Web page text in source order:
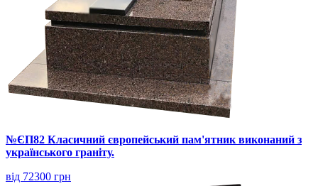
№ЄП82 Класичний європейський пам'ятник виконаний з
українського граніту.
від 72300 грн